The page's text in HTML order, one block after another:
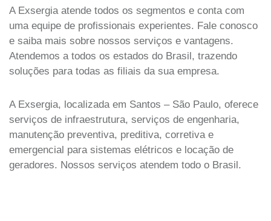
A Exsergia atende todos os segmentos e conta com
uma equipe de profissionais experientes. Fale conosco
e saiba mais sobre nossos serviços e vantagens.
Atendemos a todos os estados do Brasil, trazendo
soluções para todas as filiais da sua empresa.
A Exsergia, localizada em Santos – São Paulo, oferece
serviços de infraestrutura, serviços de engenharia,
manutenção preventiva, preditiva, corretiva e
emergencial para sistemas elétricos e locação de
geradores. Nossos serviços atendem todo o Brasil.